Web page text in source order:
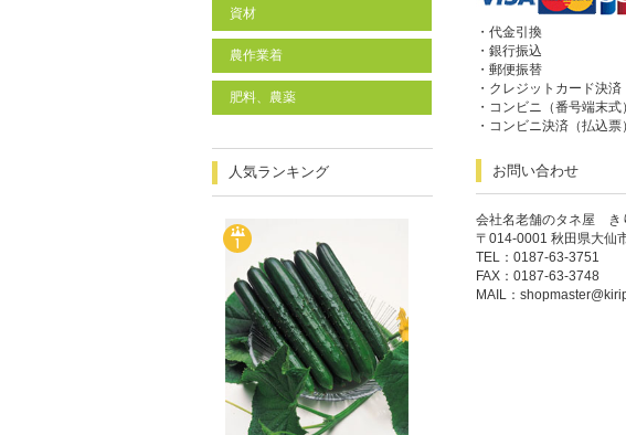
・代金引換
・銀行振込
・郵便振替
・クレジットカード決済
・コンビニ（番号端末
・コンビニ決済（払込票）
お問い合わせ
会社名老舗のタネ屋 き
〒014-0001 秋田県大仙
TEL：0187-63-3751
FAX：0187-63-3748
MAIL：
資材
農作業着
肥料、農薬
人気ランキング